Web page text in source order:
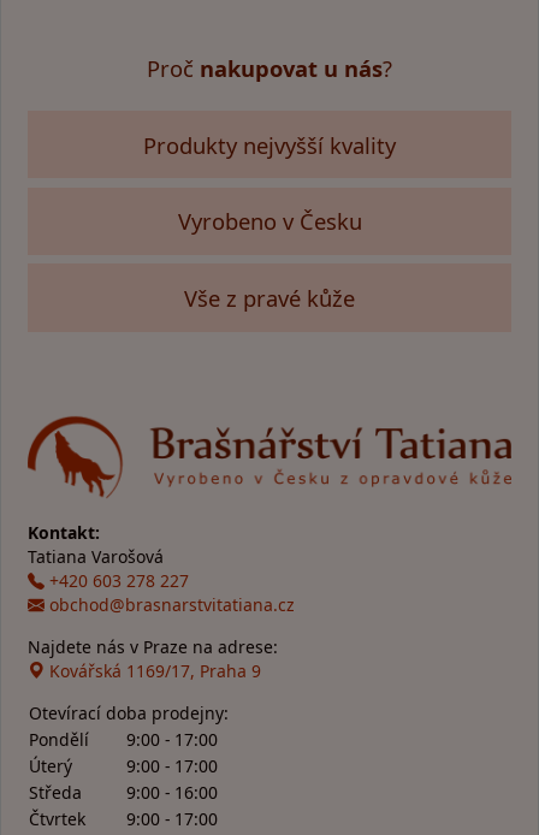
Proč nakupovat u nás?
Produkty nejvyšší kvality
Vyrobeno v Česku
Vše z pravé kůže
Kontakt:
Tatiana Varošová
+420 603 278 227
obchod@brasnarstvitatiana.cz
Najdete nás v Praze na adrese:
Kovářská 1169/17, Praha 9
Otevírací doba prodejny:
Pondělí
9:00 - 17:00
Úterý
9:00 - 17:00
Středa
9:00 - 16:00
Čtvrtek
9:00 - 17:00